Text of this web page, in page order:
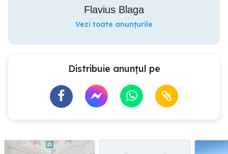
Flavius Blaga
Vezi toate anunțurile
Distribuie anunțul pe